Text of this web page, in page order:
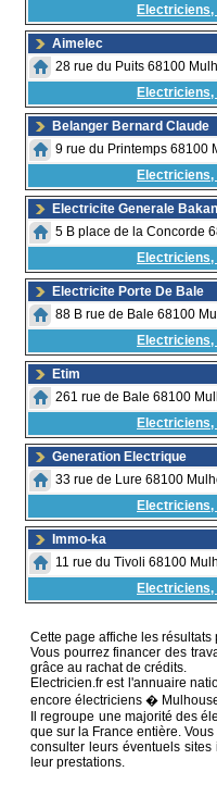
Electriciens,
Aimelec
28 rue du Puits 68100
Electriciens,
Belanger Bernard Claude
9 rue du Printemps 68100
Electriciens,
Electricite Generale Bakan
5 B place de la Concorde
Electriciens,
Electricite Porte De Bale
88 B rue de Bale 68100
Electriciens,
Etim
261 rue de Bale 68100
Electriciens,
Generation Electrique
33 rue de Lure 68100
Electriciens,
Immo-ka
11 rue du Tivoli 68100
Electriciens,
Cette page affiche les résultats
Vous pourrez financer des
grâce au rachat de crédits.
Electricien.fr est l'annuaire
encore électriciens �
Il regroupe une majorité des
que sur la France entière.
consulter leurs éventuels
leur prestations.